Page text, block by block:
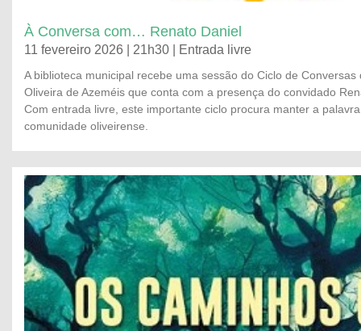
À Conversa com… Renato Daniel
11 fevereiro 2026 | 21h30 | Entrada livre
A biblioteca municipal recebe uma sessão do Ciclo de Conversas
Oliveira de Azeméis que conta com a presença do convidado
Com entrada livre, este importante ciclo procura manter a
comunidade oliveirense.